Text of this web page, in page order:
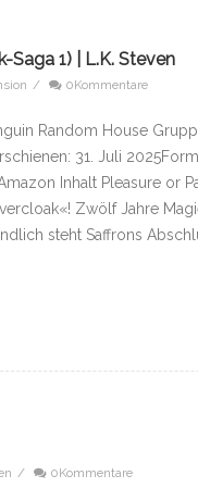
Saga 1) | L.K. Steven
/ 0Kommentare
Random House
31. Juli
Inhalt Pleasure or
Zwölf Jahre
steht Saffrons
/ 0Kommentare